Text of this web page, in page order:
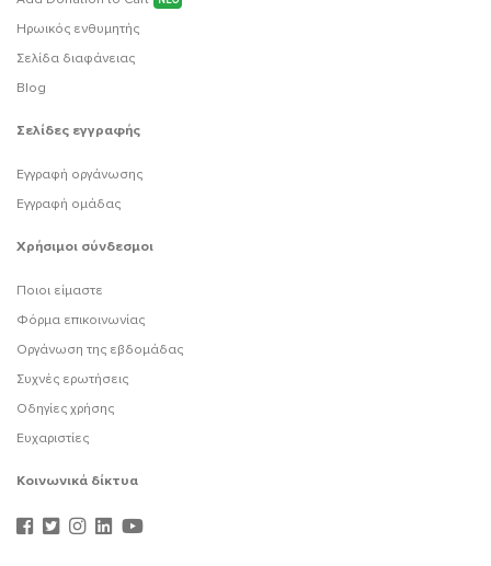
Ηρωικός ενθυμητής
Σελίδα διαφάνειας
Blog
Σελίδες εγγραφής
Εγγραφή οργάνωσης
Εγγραφή ομάδας
Χρήσιμοι σύνδεσμοι
Ποιοι είμαστε
Φόρμα επικοινωνίας
Οργάνωση της εβδομάδας
Συχνές ερωτήσεις
Οδηγίες χρήσης
Ευχαριστίες
Κοινωνικά δίκτυα